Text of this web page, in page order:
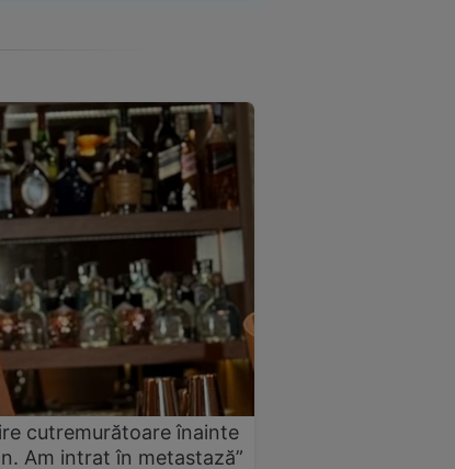
cutremurătoare înainte
Am intrat în metastază”